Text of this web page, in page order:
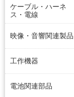
ケーブル・ハーネ
ス・電線
映像・音響関連製品
工作機器
電池関連部品